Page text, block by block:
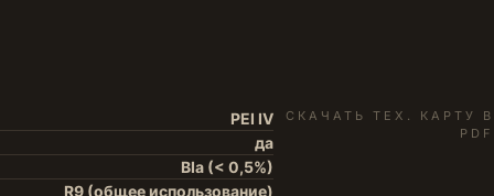
PEI IV
да
BIa (< 0,5%)
R9 (общее использование)
СКАЧАТЬ ТЕХ. КАРТУ В
PDF